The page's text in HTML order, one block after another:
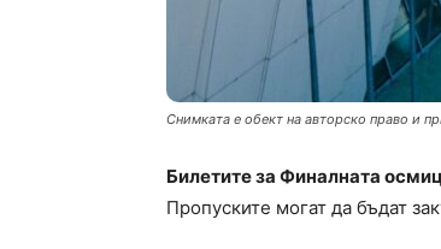
Снимката е обект на авторско право и
Билетите за Финалната
Пропуските могат да бъдат